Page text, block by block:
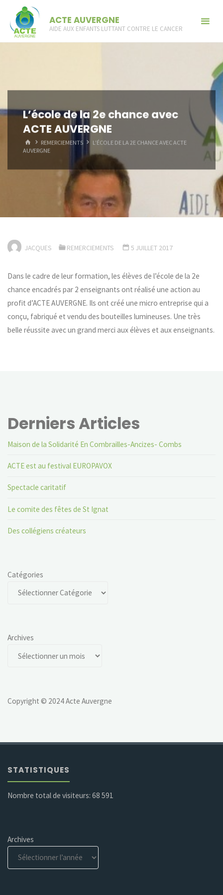
content
ACTE AUVERGNE
AIDE AUX ENFANTS LUTTANT CONTRE LE CANCER
L’école de la 2e chance avec
ACTE AUVERGNE
HOMEREMERCIEMENTS
L’ÉCOLE DE LA 2E CHANCE AVEC ACTE
AUVERGNE
JACQUES REMERCIEMENTS 5 JUILLET 2017
Dans le cadre de leur formation, les élèves de l’école de la 2e
chance encadrés par 2 enseignants ont réalisé une action au
profit d’ACTE AUVERGNE. Ils ont créé une micro entreprise qui a
conçu, fabriqué et vendu des bouteilles lumineuses. Une très
belle réussite avec un grand merci aux élèves et aux enseignants.
Derniers Articles
Maison de la Solidarité En Combrailles-Ancizes- Combs
ACTE est au festival EUROPAVOX
Spectacle caritatif
Le comite des fêtes de St Ignat
Des collégiens créateurs
Catégories
Archives
Copyright © 2024 Acte Auvergne
STATISTIQUES
Nombre total de visiteurs:68 591
Archives